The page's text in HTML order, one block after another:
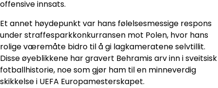
offensive innsats.
Et annet høydepunkt var hans følelsesmessige respons
under straffesparkkonkurransen mot Polen, hvor hans
rolige væremåte bidro til å gi lagkameratene selvtillit.
Disse øyeblikkene har gravert Behramis arv inn i sveitsisk
fotballhistorie, noe som gjør ham til en minneverdig
skikkelse i UEFA Europamesterskapet.